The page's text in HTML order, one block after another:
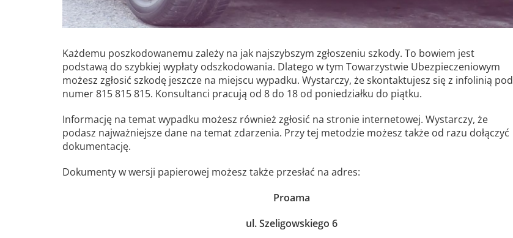
Każdemu poszkodowanemu zależy na jak najszybszym zgłoszeniu szkody. To bowiem jest
podstawą do szybkiej wypłaty odszkodowania. Dlatego w tym Towarzystwie Ubezpieczeniowym
możesz zgłosić szkodę jeszcze na miejscu wypadku. Wystarczy, że skontaktujesz się z infolinią pod
numer 815 815 815. Konsultanci pracują od 8 do 18 od poniedziałku do piątku.
Informację na temat wypadku możesz również zgłosić na stronie internetowej. Wystarczy, że
podasz najważniejsze dane na temat zdarzenia. Przy tej metodzie możesz także od razu dołączyć
dokumentację.
Dokumenty w wersji papierowej możesz także przesłać na adres:
Proama
ul. Szeligowskiego 6